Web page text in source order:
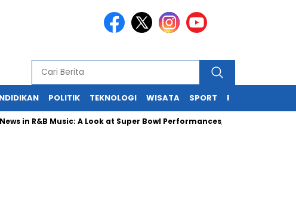
POLITIK TEKNOLOGI WISATA SPORT REDAKSI
R&B Music: A Look at Super Bowl Performances, New Albums, Rising